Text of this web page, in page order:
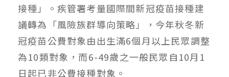
接種」。疾管署考量國際間新冠疫苗接種建
議轉為「風險族群導向策略」，今年秋冬新
冠疫苗公費對象由出生滿6個月以上民眾調整
為10類對象，而6-49歲之一般民眾自10月1
日起已非公費接種對象。